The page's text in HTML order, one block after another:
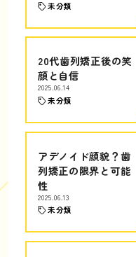
未分類
20代歯列矯正後の笑
顔と自信
2025.06.14
未分類
アデノイド顔貌？歯
列矯正の限界と可能
性
2025.06.13
未分類